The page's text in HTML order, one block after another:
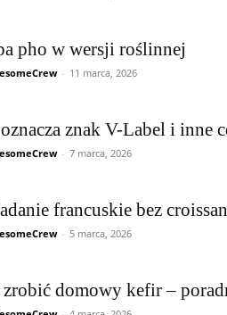
pho w wersji roślinnej
- 11 marca, 2026
znak V-Label i inne
- 7 marca, 2026
francuskie bez
- 5 marca, 2026
zrobić domowy kefir –